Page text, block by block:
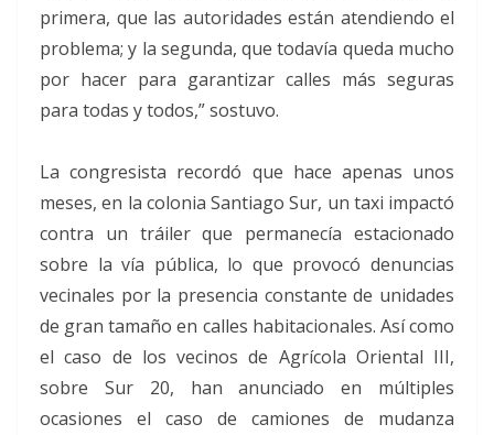
primera, que las autoridades están atendiendo el
problema; y la segunda, que todavía queda mucho
por hacer para garantizar calles más seguras
para todas y todos,” sostuvo.
La congresista recordó que hace apenas unos
meses, en la colonia Santiago Sur, un taxi impactó
contra un tráiler que permanecía estacionado
sobre la vía pública, lo que provocó denuncias
vecinales por la presencia constante de unidades
de gran tamaño en calles habitacionales. Así como
el caso de los vecinos de Agrícola Oriental III,
sobre Sur 20, han anunciado en múltiples
ocasiones el caso de camiones de mudanza